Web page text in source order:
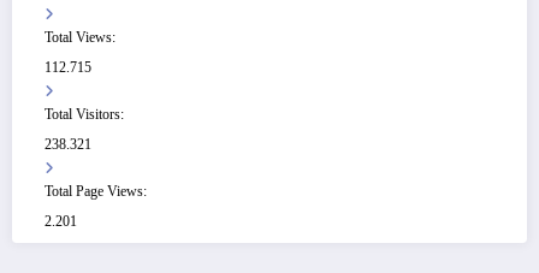
Total Views:
112.715
Total Visitors:
238.321
Total Page Views:
2.201